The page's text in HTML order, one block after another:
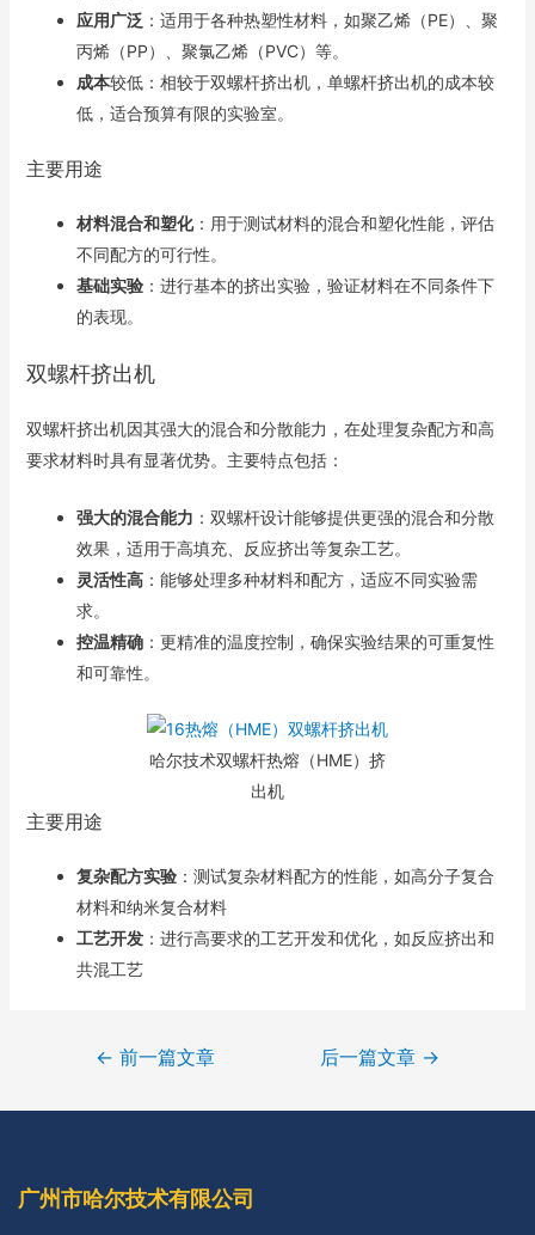
应用广泛 ：适用于各种热塑性材料，如聚乙烯（PE）、聚
丙烯（PP）、聚氯乙烯（PVC）等。
成本较低：相较于双螺杆挤出机，单螺杆挤出机的成本较
低，适合预算有限的实验室。
主要用途
材料混合和塑化：用于测试材料的混合和塑化性能，评估
不同配方的可行性。
基础实验：进行基本的挤出实验，验证材料在不同条件下
的表现。
双螺杆挤出机
双螺杆挤出机因其强大的混合和分散能力，在处理复杂配方和高
要求材料时具有显著优势。主要特点包括：
强大的混合能力 ：双螺杆设计能够提供更强的混合和分散
效果，适用于高填充、反应挤出等复杂工艺。
灵活性高：能够处理多种材料和配方，适应不同实验需
求。
控温精确：更精准的温度控制，确保实验结果的可重复性
和可靠性。
哈尔技术双螺杆热熔（HME）挤
出机
主要用途
复杂配方实验：测试复杂材料配方的性能，如高分子复合
材料和纳米复合材料
工艺开发：进行高要求的工艺开发和优化，如反应挤出和
共混工艺
← 前一篇文章 后一篇文章 →
广州市哈尔技术有限公司